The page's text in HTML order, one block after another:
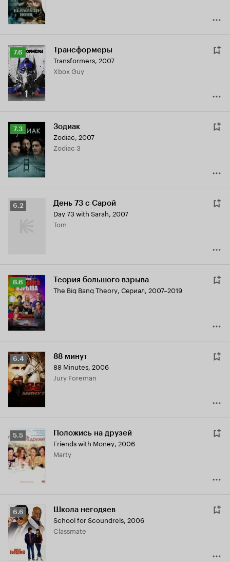
Рейтинг
Кинопоиска
7.6
7.6 Трансформеры
Transformers, 2007
Xbox Guy
Рейтинг
Кинопоиска
7.3
7.3 Зодиак
Zodiac, 2007
Zodiac 3
Рейтинг
6.2 День 73 с Сарой
Day 73 with Sarah, 2007
Tom
Рейтинг
Кинопоиска
8.6
8.6 Теория большого взрыва
The Big Bang Theory, Сериал, 2007–2019
Рейтинг
Кинопоиска
6.4
6.4 88 минут
88 Minutes, 2006
Jury Foreman
Рейтинг
Кинопоиска
5.5
5.5 Положись на друзей
Friends with Money, 2006
Marty
Рейтинг
Кинопоиска
6.6
6.6 Школа негодяев
School for Scoundrels, 2006
Classmate